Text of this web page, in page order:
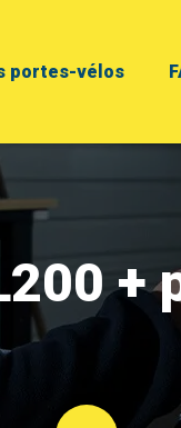
portes-vélos
+